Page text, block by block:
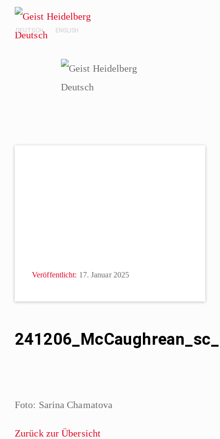
DEUTSCH ENGLISH
Foto: Sarina Chamatova
Zurück zur Übersicht
Veröffentlicht: 17. Januar 2025